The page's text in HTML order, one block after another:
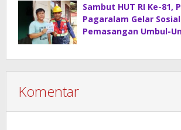
Sambut HUT RI Ke-81,
Pagaralam Gelar
Pemasangan Umbul-
Komentar